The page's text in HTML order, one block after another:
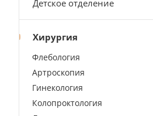
Детское отделение
Хирургия
Флебология
Артроскопия
Гинекология
Колопроктология